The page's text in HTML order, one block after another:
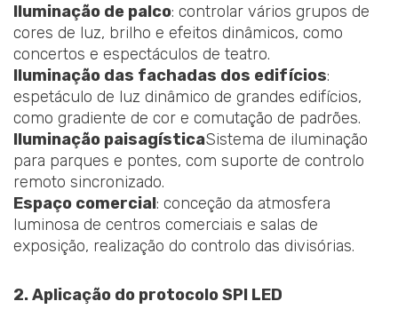
Iluminação de palco: controlar vários grupos de
cores de luz, brilho e efeitos dinâmicos, como
concertos e espectáculos de teatro.
Iluminação das fachadas dos edifícios:
espetáculo de luz dinâmico de grandes edifícios,
como gradiente de cor e comutação de padrões.
Iluminação paisagísticaSistema de iluminação
para parques e pontes, com suporte de controlo
remoto sincronizado.
Espaço comercial: conceção da atmosfera
luminosa de centros comerciais e salas de
exposição, realização do controlo das divisórias.
2. Aplicação do protocolo SPI LED